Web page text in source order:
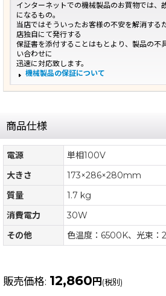
インターネットでの機械製品のお買物では、
になるもの。
当店ではそういったお客様の不安を解消する
店独自にて発行する
保証書を添付することはもとより、製品の不
い合わせに
迅速に対応致します。
機械製品の保証について
商品仕様
電源
単相100V
大きさ
173×286×280mm
質量
1.7 kg
消費電力
30W
その他
色温度：6500K、光束
販売価格: 12,860 円 (税別)